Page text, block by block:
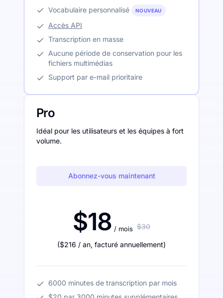
Vocabulaire personnalisé
NOUVEAU
Accès API
Transcription en masse
Aucune période de conservation pour les
fichiers multimédias
Support par e-mail prioritaire
Pro
Idéal pour les utilisateurs et les équipes à fort
volume.
Abonnez-vous maintenant
$18 / mois $30
($216 / an, facturé annuellement)
6000 minutes de transcription par mois